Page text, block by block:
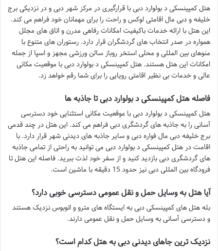
هتل کمپینسکی د بولوارد دبی با قرارگیری در مرکز شهر دبی و در نزدیکی برج
خلیفه و دبی مال اقامتی لوکس و راحت را برای مهمانان خود فراهم می کند.
این هتل با ارائه خدمات باکیفیت امکانات رفاهی مدرن و اتاق های مجلل
همواره در صدر انتخاب های گردشگران قرار دارد. رستوران های متنوع با
منوهای بین المللی و محلی استخر روباز سالن ورزشی مجهز و اسپا از جمله
امکانات این هتل هستند. هتل کمپینسکی د بولوارد دبی با موقعیت مکانی
عالی و خدمات بی نظیر اقامتی رویایی را برای شما رقم خواهد زد.
فاصله هتل کمپینسکی د بولوارد دبی تا جاذبه ها
هتل کمپینسکی د بولوارد دبی با موقعیت مکانی استثنایی خود دسترسی
آسانی را به جاذبه های گردشگری دبی فراهم می کند. این هتل در چند قدمی
برج خلیفه دبی مال فواره دبی و سایر جاذبه های دیدنی شهر قرار دارد. با
اقامت در هتل کمپینسکی د بولوارد دبی می توانید به راحتی از تمامی جاذبه
های گردشگری دبی بازدید کنید و از سفر خود لذت ببرید. فاصله این هتل تا
فرودگاه بین المللی دبی نیز حدود 15 دقیقه با ماشین است.
آیا هتل به وسایل حمل و نقل عمومی دسترسی خوبی دارد؟
بله هتل های کمپینسکی دبی به ایستگاه های مترو و اتوبوس نزدیک هستند
و دسترسی آسانی به وسایل حمل و نقل عمومی دارند.
نزدیک ترین جاهای دیدنی دبی به هتل کدام است؟